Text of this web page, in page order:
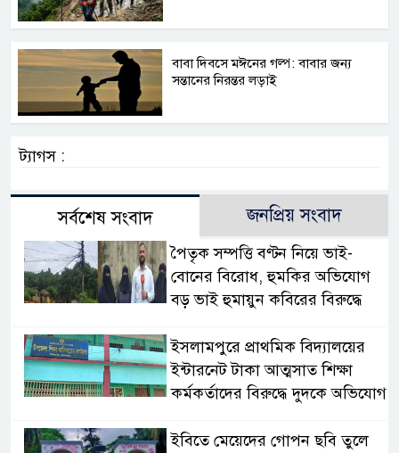
বাবা দিবসে মঈনের গল্প: বাবার জন্য
সন্তানের নিরন্তর লড়াই
ট্যাগস :
সর্বশেষ সংবাদ জনপ্রিয় সংবাদ
পৈতৃক সম্পত্তি বণ্টন নিয়ে ভাই-
বোনের বিরোধ, হুমকির অভিযোগ
বড় ভাই হুমায়ুন কবিরের বিরুদ্ধে
​ইসলামপুরে প্রাথমিক বিদ্যালয়ের
ইন্টারনেট টাকা আত্মসাত শিক্ষা
কর্মকর্তাদের বিরুদ্ধে দুদকে অভিযোগ
ইবিতে মেয়েদের গোপন ছবি তুলে